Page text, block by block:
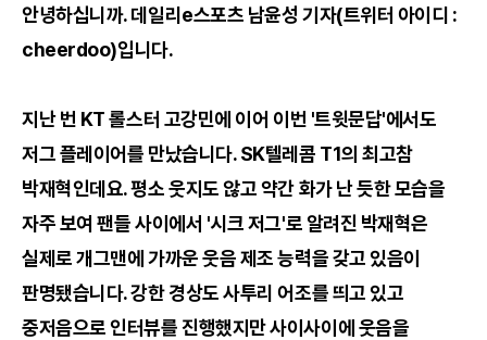
안녕하십니까. 데일리e스포츠 남윤성 기자(트위터 아이디 :
cheerdoo)입니다.
지난 번 KT 롤스터 고강민에 이어 이번 '트윗문답'에서도
저그 플레이어를 만났습니다. SK텔레콤 T1의 최고참
박재혁인데요. 평소 웃지도 않고 약간 화가 난 듯한 모습을
자주 보여 팬들 사이에서 '시크 저그'로 알려진 박재혁은
실제로 개그맨에 가까운 웃음 제조 능력을 갖고 있음이
판명됐습니다. 강한 경상도 사투리 어조를 띄고 있고
중저음으로 인터뷰를 진행했지만 사이사이에 웃음을